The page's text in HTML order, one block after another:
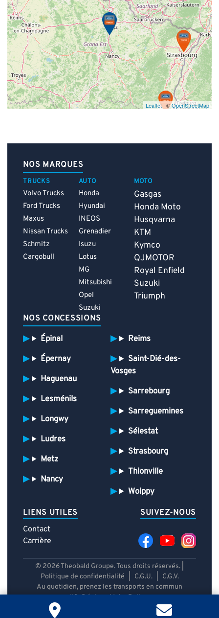
Leaflet| ©OpenStreetMap
NOS MARQUES
TRUCKS
Volvo Trucks
Ford Trucks
Maxus
Nissan Trucks
Schmitz
Cargobull
AUTO
Honda
Hyundai
INEOS
Grenadier
Isuzu
Lotus
MG
Mitsubishi
Opel
Suzuki
MOTO
Gasgas
Honda Moto
Husqvarna
KTM
Kymco
QJMOTOR
Royal Enfield
Suzuki
Triumph
NOS CONCESSIONS
Épinal
Épernay
Haguenau
Lesménils
Longwy
Ludres
Metz
Nancy
Reims
Saint-Dié-des-
Vosges
Sarrebourg
Sarreguemines
Sélestat
Strasbourg
Thionville
Woippy
LIENS UTILES
Contact
Carrière
SUIVEZ-NOUS
© 2026 Theobald Groupe. Tous droits réservés. |
Politique de confidentialité
C.G.U.
C.G.V.
Au quotidien, prenez les transports en commun
#SeDéplacerMoinsPolluer